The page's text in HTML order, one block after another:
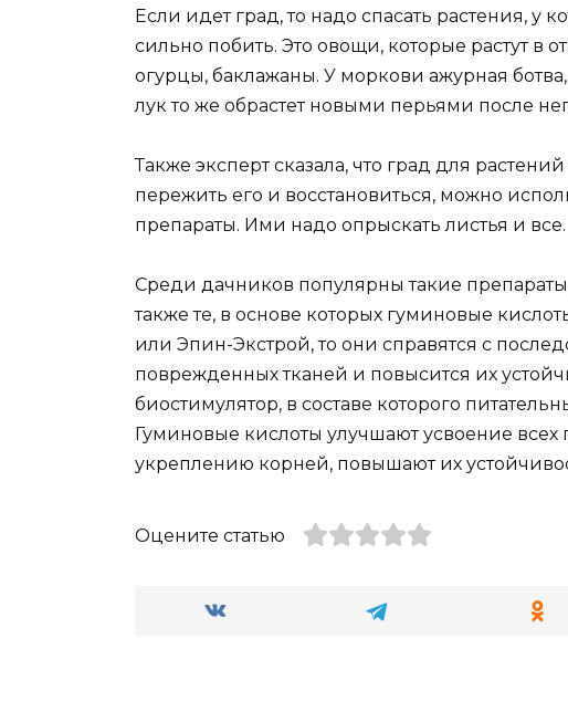
Если идет град, то надо спасать растения, у
сильно побить. Это овощи, которые растут в
огурцы, баклажаны. У моркови ажурная
лук то же обрастет новыми перьями после
Также эксперт сказала, что град для
пережить его и восстановиться, можно
препараты. Ими надо опрыскать листья и все.
Среди дачников популярны такие
также те, в основе которых гуминовые
или Эпин-Экстрой, то они справятся с
поврежденных тканей и повысится их
биостимулятор, в составе которого
Гуминовые кислоты улучшают усвоение всех
укреплению корней, повышают их
Оцените статью